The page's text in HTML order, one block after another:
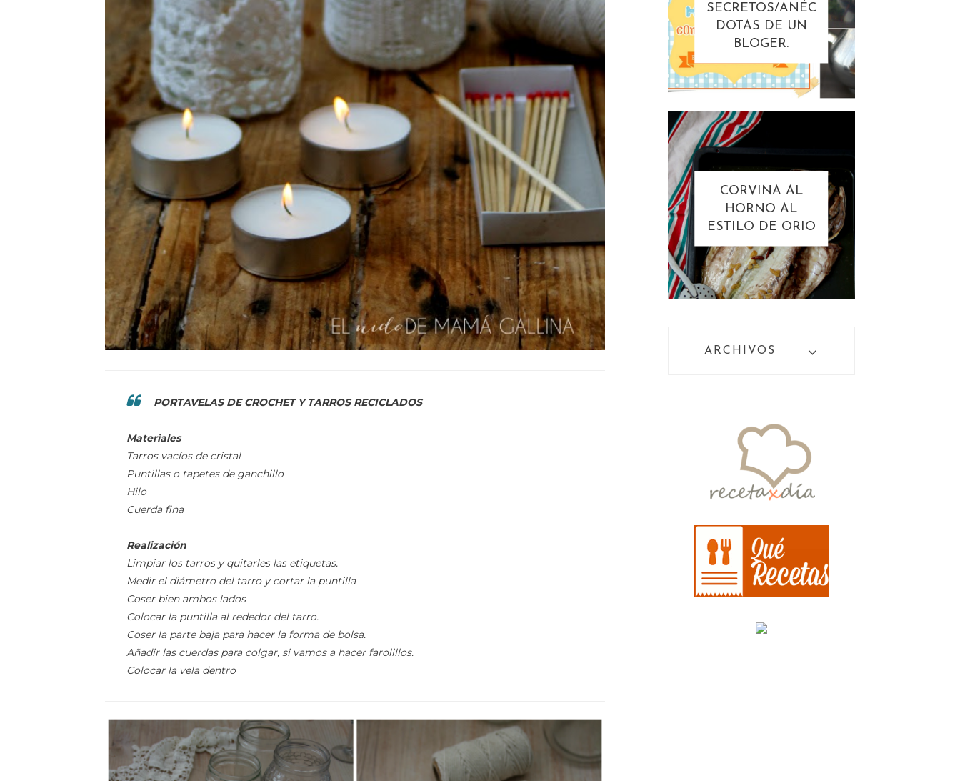
PORTAVELAS DE CROCHET Y TARROS RECICLADOS
Materiales
Tarros vacíos de cristal
Puntillas o tapetes de ganchillo
Hilo
Cuerda fina
Realización
Limpiar los tarros y quitarles las etiquetas.
Medir el diámetro del tarro y cortar la puntilla
Coser bien ambos lados
Colocar la puntilla al rededor del tarro.
Coser la parte baja para hacer la forma de bolsa.
Añadir las cuerdas para colgar, si vamos a hacer farolillos.
Colocar la vela dentro
SECRETOS/ANÉC
DOTAS DE UN
BLOGER.
CORVINA AL
HORNO AL
ESTILO DE ORIO
ARCHIVOS